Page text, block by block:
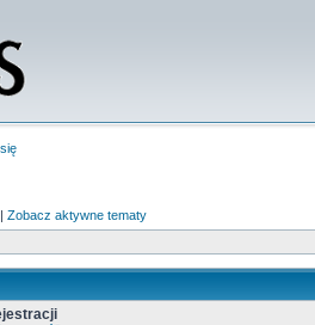
| Zobacz aktywne tematy